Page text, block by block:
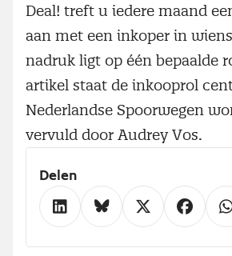
Deal! treft u iedere maand
aan met een inkoper in
nadruk ligt op één bepaalde
artikel staat de inkooprol
Nederlandse Spoorwegen
vervuld door Audrey Vos.
Delen